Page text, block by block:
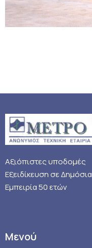
Αξιόπιστες υποδομές
Εξειδίκευση σε
Εμπειρία 50 ετών
Μενού